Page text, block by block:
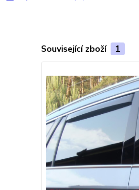
Související zboží 1